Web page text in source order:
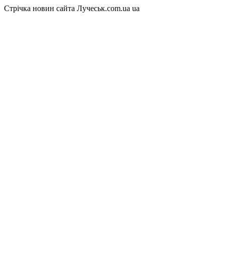
Стрічка новин сайта Лучеськ.com.ua ua